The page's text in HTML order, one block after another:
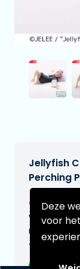
Deze
voor
Jellyfish
Perching
€21,99
n.v.t.
Type: